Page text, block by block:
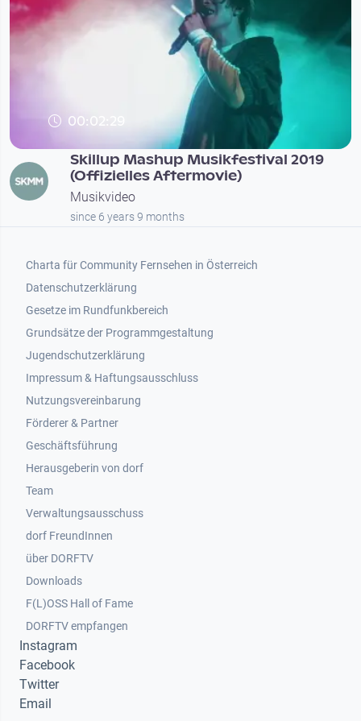
00:02:29
Skillup Mashup Musikfestival 2019
(Offizielles Aftermovie)
Musikvideo
since 6 years 9 months
Footer 1
Charta für Community Fernsehen in Österreich
Datenschutzerklärung
Gesetze im Rundfunkbereich
Grundsätze der Programmgestaltung
Jugendschutzerklärung
Impressum & Haftungsausschluss
Nutzungsvereinbarung
Footer 2
Förderer & Partner
Geschäftsführung
Herausgeberin von dorf
Team
Verwaltungsausschuss
dorf FreundInnen
Footer 3
über DORFTV
Downloads
F(L)OSS Hall of Fame
Footer 4
DORFTV empfangen
Instagram
Facebook
Twitter
Email